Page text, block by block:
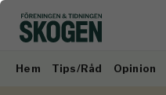
Hem Tips/Råd Opinion